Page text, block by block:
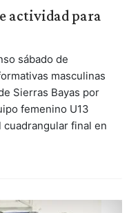
actividad para
sábado de
masculinas
Sierras Bayas por
femenino U13
final en